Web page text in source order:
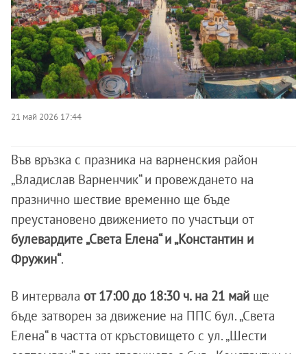
21 май 2026 17:44
Във връзка с празника на варненския район
„Владислав Варненчик“ и провеждането на
празнично шествие временно ще бъде
преустановено движението по участъци от
булевардите „Света Елена“ и „Константин и
Фружин“.
В интервала от 17:00 до 18:30 ч. на 21 май ще
бъде затворен за движение на ППС бул. „Света
Елена“ в частта от кръстовището с ул. „Шести